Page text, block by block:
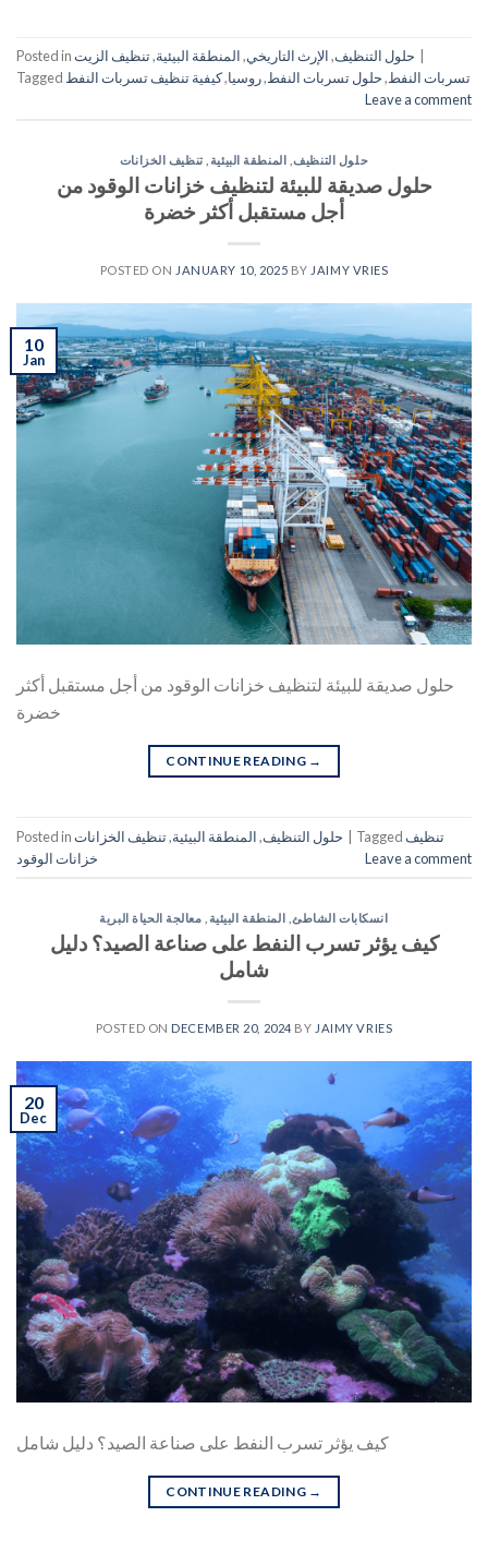
Posted in حلول التنظيف,الإرث التاريخي,المنطقة البيئية,تنظيف الزيت
Tagged
تسربات النفط,حلول تسربات النفط,روسيا,كيفية تنظيف تسربات النفط
Leave a comment
حلول التنظيف, المنطقة البيئية تنظيف الخزانات
حلول صديقة للبيئة لتنظيف خزانات الوقود من
أجل مستقبل أكثر خضرة
POSTED ON JANUARY 10, 2025 BY JAIMY VRIES
10
Jan
حلول صديقة للبيئة لتنظيف خزانات الوقود من أجل مستقبل أكثر
خضرة
CONTINUE READING →
Posted in حلول التنظيف,المنطقة البيئية,تنظيف الخزانات | Tagged تنظيف
خزانات الوقود
Leave a comment
انسكابات الشاطئ, المنطقة البيئية معالجة الحياة البرية
كيف يؤثر تسرب النفط على صناعة الصيد؟ دليل
شامل
POSTED ON DECEMBER 20, 2024 BY JAIMY VRIES
20
Dec
كيف يؤثر تسرب النفط على صناعة الصيد؟ دليل شامل
CONTINUE READING →